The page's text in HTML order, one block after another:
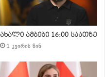
ახალი ამბები 16:00 საათზე
1 კვირის წინ